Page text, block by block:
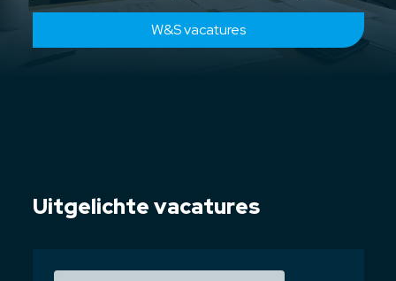
W&S vacatures
Uitgelichte vacatures